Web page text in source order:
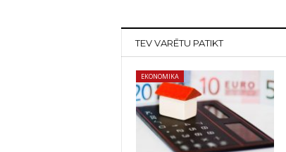
TEV VARĒTU PATIKT
EKONOMIKA